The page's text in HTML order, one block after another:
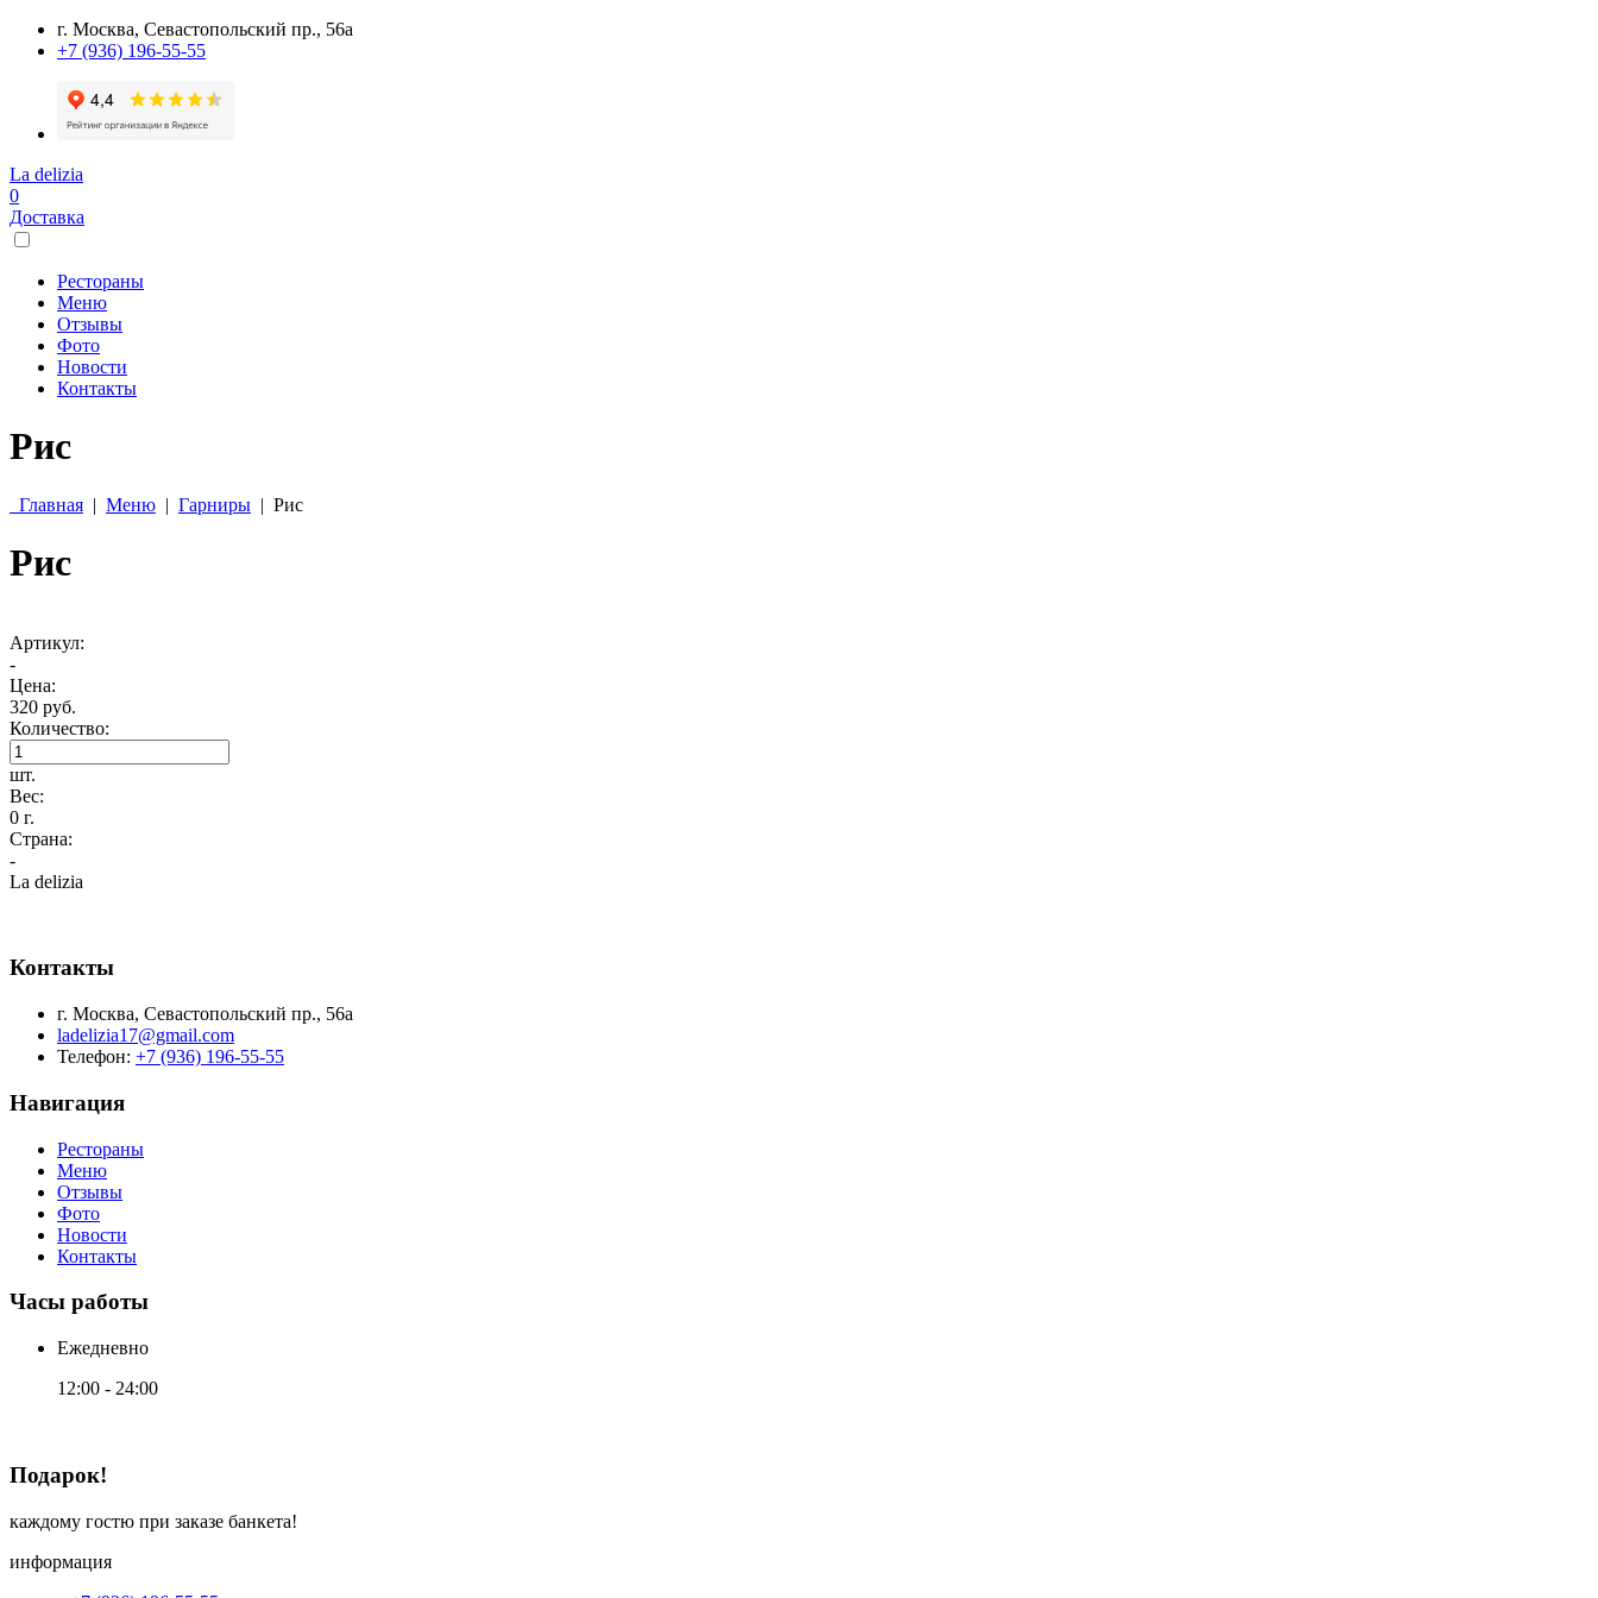
г. Москва, Севастопольский пр., 56а
+7 (936) 196-55-55
La delizia
0
Доставка
Рестораны
Меню
Отзывы
Фото
Новости
Контакты
Рис
Главная | Меню | Гарниры | Рис
Рис
Артикул:
-
Цена:
320 руб.
Количество:
шт.
Вес:
0 г.
Страна:
-
La delizia
Контакты
г. Москва, Севастопольский пр., 56а
ladelizia17@gmail.com
Телефон: +7 (936) 196-55-55
Навигация
Рестораны
Меню
Отзывы
Фото
Новости
Контакты
Часы работы
Ежедневно
12:00 - 24:00
Подарок!
каждому гостю при заказе банкета!
информация